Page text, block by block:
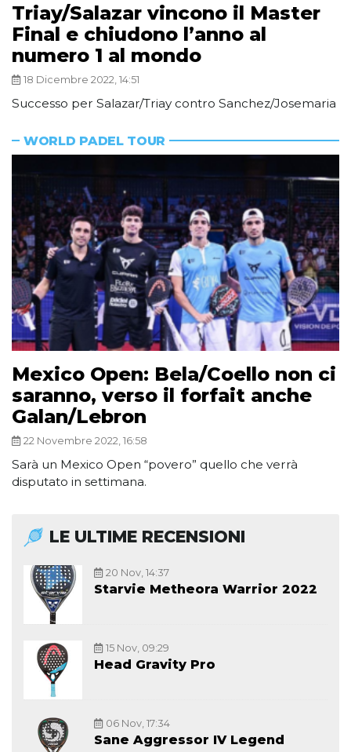
Triay/Salazar vincono il Master
Final e chiudono l’anno al
numero 1 al mondo
18 Dicembre 2022, 14:51
Successo per Salazar/Triay contro Sanchez/Josemaria
WORLD PADEL TOUR
Mexico Open: Bela/Coello non ci
saranno, verso il forfait anche
Galan/Lebron
22 Novembre 2022, 16:58
Sarà un Mexico Open “povero” quello che verrà
disputato in settimana.
LE ULTIME RECENSIONI
20 Nov, 14:37
Starvie Metheora Warrior 2022
15 Nov, 09:29
Head Gravity Pro
06 Nov, 17:34
Sane Aggressor IV Legend